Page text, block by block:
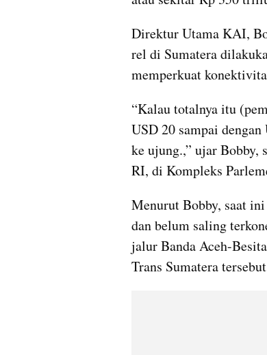
Direktur Utama KAI,
rel di Sumatera
memperkuat
“Kalau totalnya itu
USD 20 sampai
ke ujung.,” ujar Bobby,
RI, di Kompleks
Menurut Bobby, saat
dan belum saling
jalur Banda Aceh-
Trans Sumatera